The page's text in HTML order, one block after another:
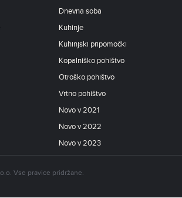
Dnevna soba
Kuhinje
Kuhinjski pripomočki
Kopalniško pohištvo
Otroško pohištvo
Vrtno pohištvo
Novo v 2021
Novo v 2022
Novo v 2023
Vse pravice pridržane.